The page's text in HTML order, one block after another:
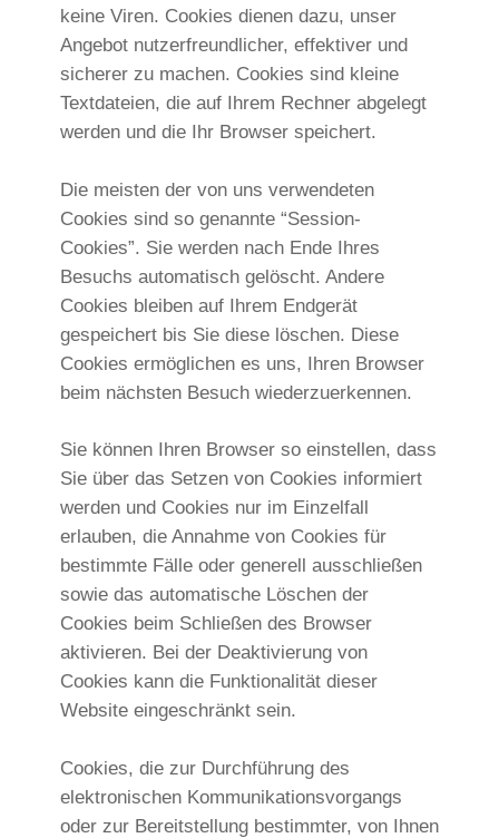
keine Viren. Cookies dienen dazu, unser
Angebot nutzerfreundlicher, effektiver und
sicherer zu machen. Cookies sind kleine
Textdateien, die auf Ihrem Rechner abgelegt
werden und die Ihr Browser speichert.
Die meisten der von uns verwendeten
Cookies sind so genannte “Session-
Cookies”. Sie werden nach Ende Ihres
Besuchs automatisch gelöscht. Andere
Cookies bleiben auf Ihrem Endgerät
gespeichert bis Sie diese löschen. Diese
Cookies ermöglichen es uns, Ihren Browser
beim nächsten Besuch wiederzuerkennen.
Sie können Ihren Browser so einstellen, dass
Sie über das Setzen von Cookies informiert
werden und Cookies nur im Einzelfall
erlauben, die Annahme von Cookies für
bestimmte Fälle oder generell ausschließen
sowie das automatische Löschen der
Cookies beim Schließen des Browser
aktivieren. Bei der Deaktivierung von
Cookies kann die Funktionalität dieser
Website eingeschränkt sein.
Cookies, die zur Durchführung des
elektronischen Kommunikationsvorgangs
oder zur Bereitstellung bestimmter, von Ihnen